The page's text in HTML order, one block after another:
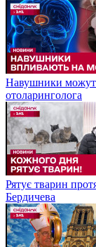
Навушники
отоларинголога
Рятує тварин
Бердичева